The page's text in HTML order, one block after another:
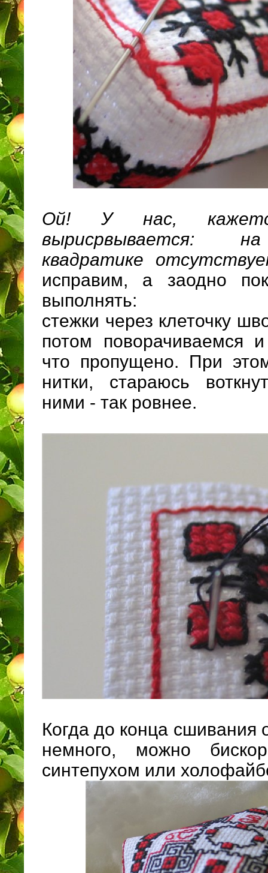
Ой! У нас,
вырисрвывается:
квадратике
исправим, а заодно
выполнять:
стежки через клеточку
потом поворачиваемся
что пропущено. При
нитки, стараюсь
ними - так ровнее.
Когда до конца сшивания
немного, можно
синтепухом или